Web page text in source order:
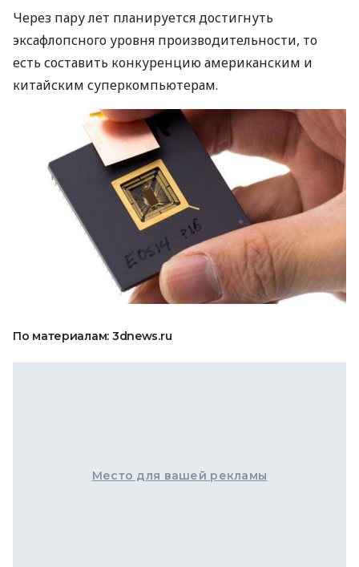
Через пару лет планируется достигнуть
эксафлопсного уровня производительности, то
есть составить конкуренцию американским и
китайским суперкомпьютерам.
По материалам: 3dnews.ru
Место для вашей рекламы